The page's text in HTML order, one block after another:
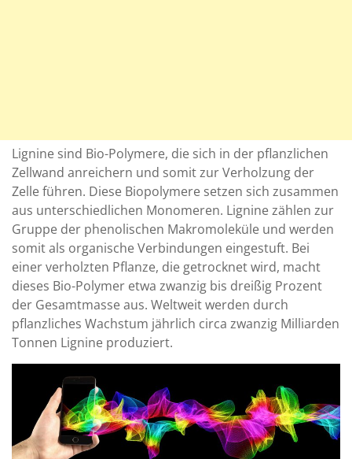
Lignine sind Bio-Polymere, die sich in der pflanzlichen
Zellwand anreichern und somit zur Verholzung der
Zelle führen. Diese Biopolymere setzen sich zusammen
aus unterschiedlichen Monomeren. Lignine zählen zur
Gruppe der phenolischen Makromoleküle und werden
somit als organische Verbindungen eingestuft. Bei
einer verholzten Pflanze, die getrocknet wird, macht
dieses Bio-Polymer etwa zwanzig bis dreißig Prozent
der Gesamtmasse aus. Weltweit werden durch
pflanzliches Wachstum jährlich circa zwanzig Milliarden
Tonnen Lignine produziert.